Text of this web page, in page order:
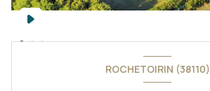
ROCHETOIRIN (38110)